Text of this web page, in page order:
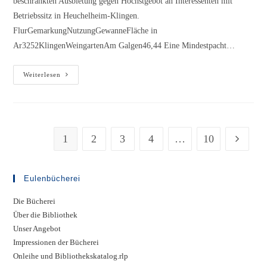
Betriebssitz in Heuchelheim-Klingen.
FlurGemarkungNutzungGewanneFläche in
Ar3252KlingenWeingartenAm Galgen46,44 Eine Mindestpacht…
Weiterlesen
eines
1 2 3 4 … 10 Gehe
Eulenbücherei
Die Bücherei
Über die Bibliothek
Unser Angebot
Impressionen der Bücherei
Onleihe und Bibliothekskatalog.rlp